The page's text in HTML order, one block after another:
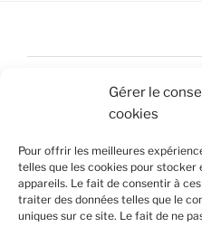
Gérer le
cookies
Pour offrir les meilleures
telles que les cookies pour
appareils. Le fait de consentir à
traiter des données telles que le
uniques sur ce site. Le fait de ne
Nous contacter
Mentions légales
Politique de confidentialité
Politique de cookies (UE)